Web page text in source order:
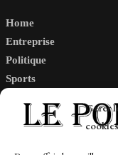
Gérer
cookies
Home
Entreprise
Politique
Sports